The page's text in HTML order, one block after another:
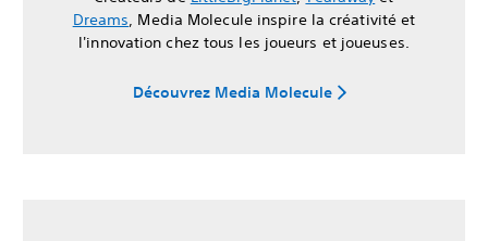
Dreams, Media Molecule inspire la créativité et
l'innovation chez tous les joueurs et joueuses.
Découvrez Media Molecule